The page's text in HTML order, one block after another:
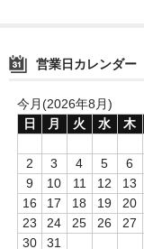
お問い合わせ
特商法にもとづく表記
カート
営業日カレンダー
今月(2026年8月)
日
月 火 水 木
2
3 4 5 6
9
10 11 12 13
16
17 18 19 20
23
24 25 26 27
30
31